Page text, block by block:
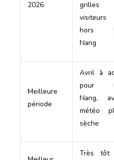
2026
grilles
visiteurs
hors
Nang
Meilleure
période
Avril à
pour
Nang,
météo
sèche
Très tôt